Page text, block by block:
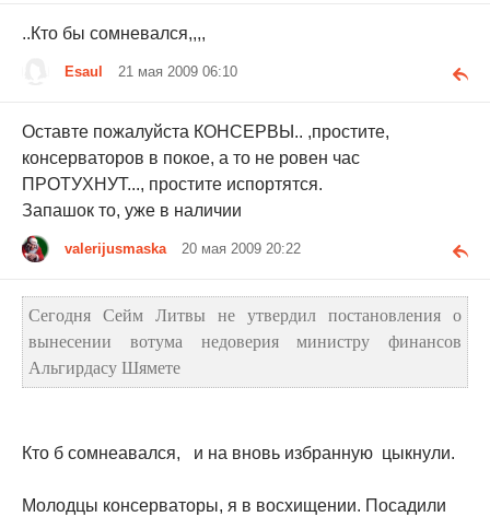
..Кто бы сомневался,,,,
Esaul 21 мая 2009 06:10
Оставте пожалуйста КОНСЕРВЫ.. ,простите,
консерваторов в покое, а то не ровен час
ПРОТУХНУТ..., простите испортятся.
Запашок то, уже в наличии
valerijusmaska 20 мая 2009 20:22
Сегодня Сейм Литвы не утвердил постановления о
вынесении вотума недоверия министру финансов
Альгирдасу Шямете
Кто б сомнеавался, и на вновь избранную цыкнули.
Молодцы консерваторы, я в восхищении. Посадили